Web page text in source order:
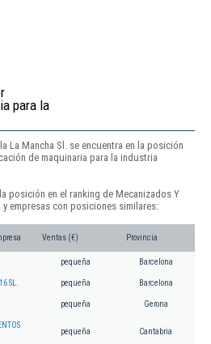
para la
La Mancha Sl. se encuentra en la posición
de maquinaria para la industria
posición en el ranking de Mecanizados Y
empresas con posiciones similares:
Ventas (€) Provincia
pequeña Barcelona
SL. pequeña Barcelona
pequeña Gerona
pequeña Cantabria